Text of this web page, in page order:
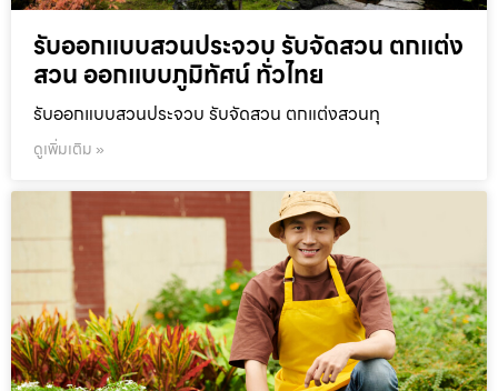
รับออกแบบสวนประจวบ รับจัดสวน ตกแต่ง
สวน ออกแบบภูมิทัศน์ ทั่วไทย
รับออกแบบสวนประจวบ รับจัดสวน ตกแต่งสวนทุ
ดูเพิ่มเติม »